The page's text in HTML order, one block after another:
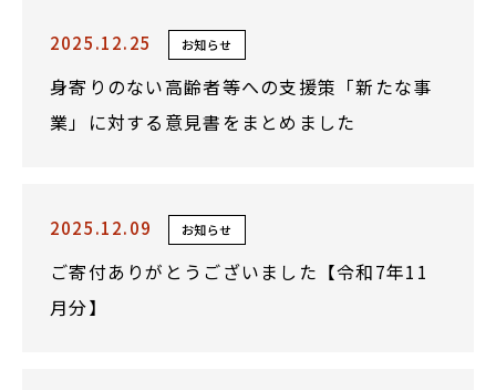
2025.12.25 お知らせ
身寄りのない高齢者等への支援策「新たな事
業」に対する意見書をまとめました
2025.12.09 お知らせ
ご寄付ありがとうございました【令和7年11
月分】